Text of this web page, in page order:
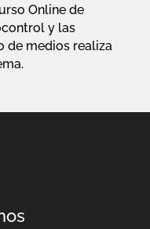
Online de
y las
de medios realiza